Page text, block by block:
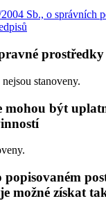
Sb., o správních
stanoveny.
mohou být
možné získat